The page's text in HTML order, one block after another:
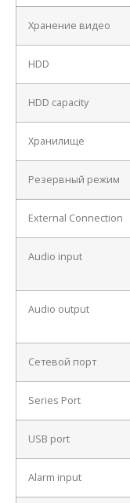
Хранение видео
HDD
HDD capacity
Хранилище
Резервный режим
External Connection
Audio input
Audio output
Сетевой порт
Series Port
USB port
Alarm input